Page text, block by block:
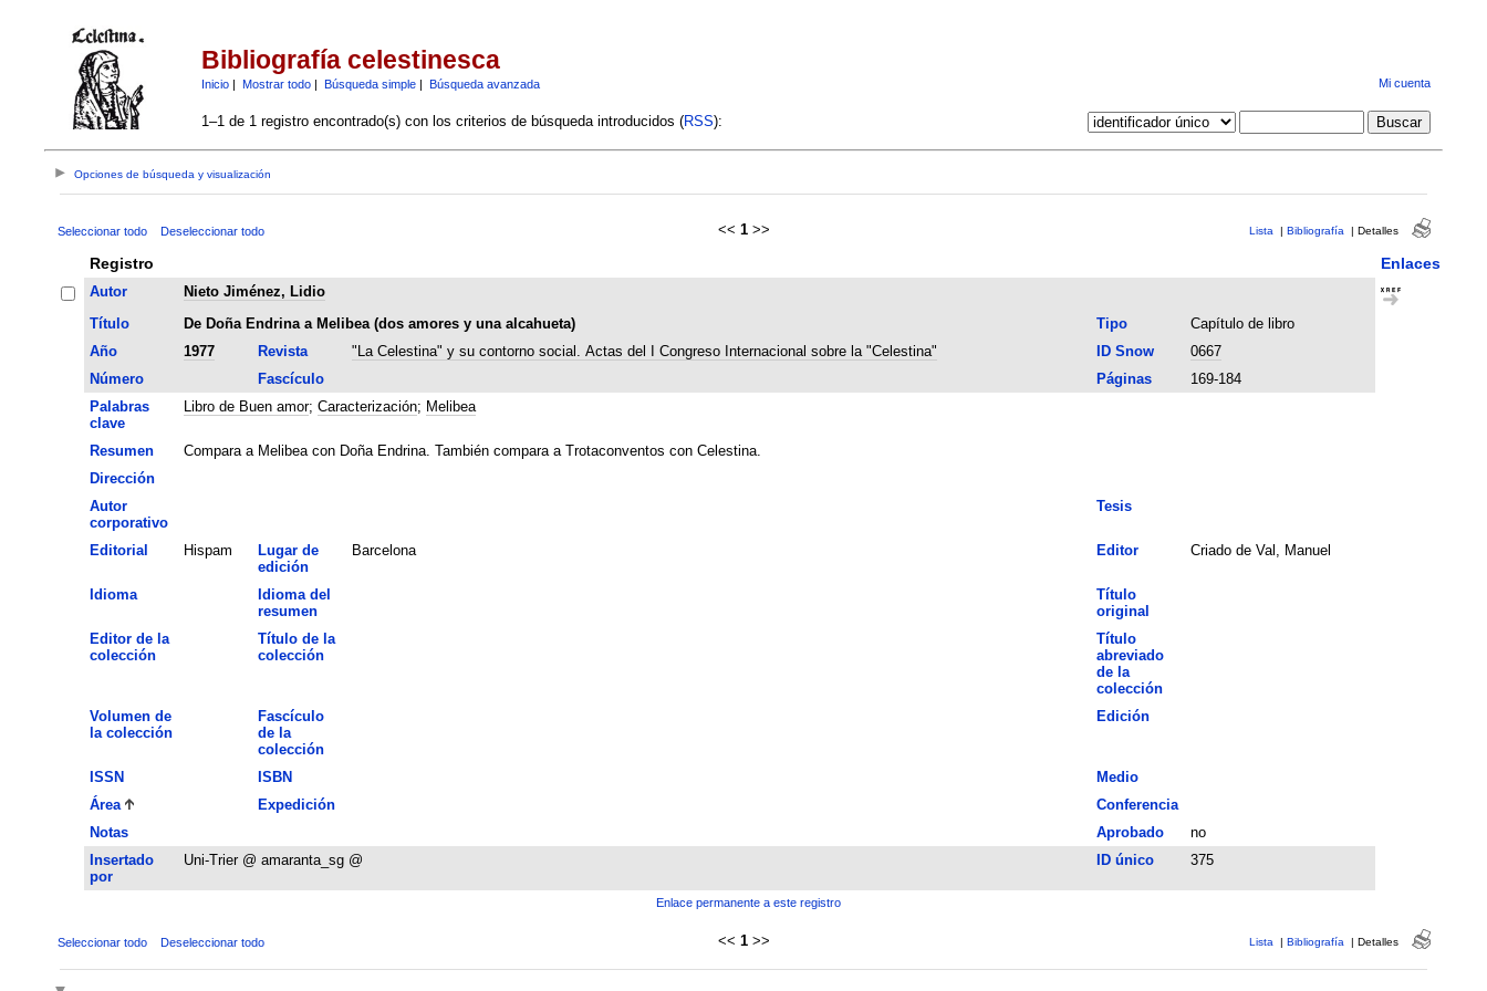
Bibliografía celestinesca
Inicio| Mostrar todo| Búsqueda simple| Búsqueda avanzada Mi cuenta
1–1 de 1 registro encontrado(s) con los criterios de búsqueda introducidos (RSS):
Opciones de búsqueda y visualización
Seleccionar todo Deseleccionar todo << 1 >> Lista | Bibliografía | Detalles
Registro Enlaces
Autor
Nieto Jiménez, Lidio
Título
De Doña Endrina a Melibea (dos amores y una alcahueta) Tipo
Capítulo de libro
Año
1977 Revista "La Celestina" y su contorno social. Actas del I Congreso Internacional sobre la "Celestina" ID Snow
0667
Número
Fascículo Páginas
169-184
Palabras
clave
Libro de Buen amor; Caracterización; Melibea
Resumen
Compara a Melibea con Doña Endrina. También compara a Trotaconventos con Celestina.
Dirección
Autor
corporativo
Tesis
Editorial Hispam
Lugar de
edición
Barcelona Editor Criado de Val, Manuel
Idioma
Idioma del
resumen
Título
original
Editor de la
colección
Título de la
colección
Título
abreviado
de la
colección
Volumen de
la colección
Fascículo
de la
colección
Edición
ISSN ISBN
Medio
Área
Expedición
Conferencia
Notas
Aprobado
no
Insertado
por
Uni-Trier @ amaranta_sg @ ID único 375
Enlace permanente a este registro
Seleccionar todo Deseleccionar todo << 1 >> Lista | Bibliografía | Detalles